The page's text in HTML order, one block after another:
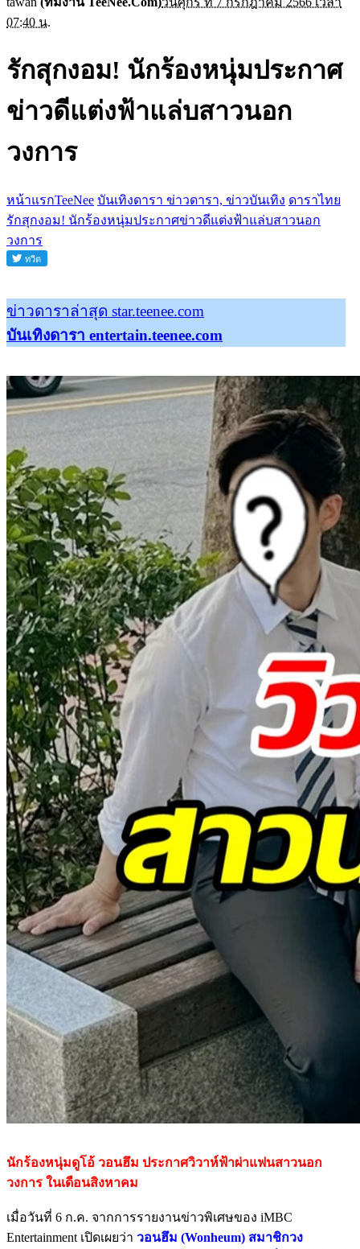
07:40 น.
รักสุกงอม! นักร้องหนุ่มประกาศ
ข่าวดีแต่งฟ้าแล่บสาวนอก
วงการ
หน้าแรกTeeNee บันเทิงดารา ข่าวดารา, ข่าวบันเทิง ดาราไทย
รักสุกงอม! นักร้องหนุ่มประกาศข่าวดีแต่งฟ้าแล่บสาวนอก
วงการ
ข่าวดาราล่าสุด star.teenee.com
บันเทิงดารา entertain.teenee.com
นักร้องหนุ่มดูโอ้ วอนฮึม ประกาศวิวาห์ฟ้าผ่าแฟนสาวนอก
วงการ ในเดือนสิงหาคม
เมื่อวันที่ 6 ก.ค. จากการรายงานข่าวพิเศษของ iMBC
Entertainment เปิดเผยว่า วอนฮึม (Wonheum) สมาชิกวง